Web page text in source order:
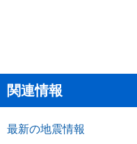
関連情報
最新の地震情報